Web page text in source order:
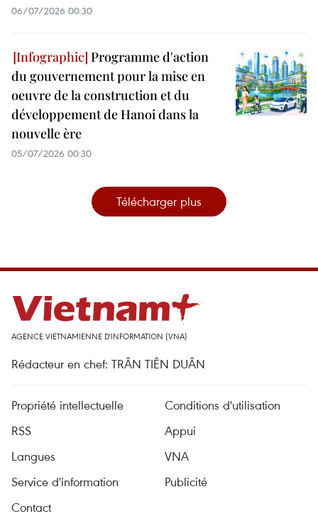
06/07/2026 00:30
Programme d'action
du gouvernement pour la mise en
oeuvre de la construction et du
développement de Hanoi dans la
nouvelle ère
05/07/2026 00:30
Télécharger plus
AGENCE VIETNAMIENNE D'INFORMATION (VNA)
Rédacteur en chef: TRÂN TIÊN DUÂN
Propriété intellectuelle
Conditions d'utilisation
RSS
Appui
Langues
VNA
Service d'information
Publicité
Contact